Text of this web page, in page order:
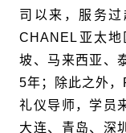
司以来，服务过
CHANEL 亚太
坡、马来西亚、
5年；除此之外，
礼仪导师，学员
大连、青岛、深